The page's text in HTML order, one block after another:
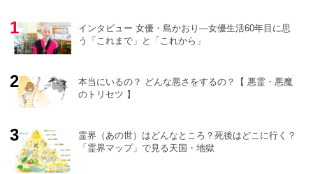
インタビュー 女優・島かおり―女優生活60年目に思
う「これまで」と「これから」
本当にいるの？ どんな悪さをするの？【 悪霊・悪魔
のトリセツ 】
霊界（あの世）はどんなところ？死後はどこに行く？
「霊界マップ」で見る天国・地獄